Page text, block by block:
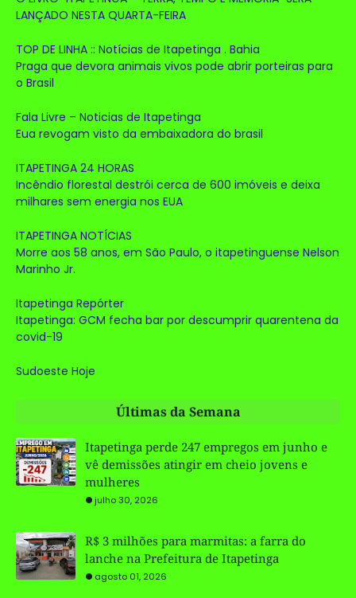
LANÇADO NESTA QUARTA-FEIRA
TOP DE LINHA :: Notícias de Itapetinga . Bahia
Praga que devora animais vivos pode abrir porteiras para
o Brasil
Fala Livre – Noticias de Itapetinga
Eua revogam visto da embaixadora do brasil
ITAPETINGA 24 HORAS
Incêndio florestal destrói cerca de 600 imóveis e deixa
milhares sem energia nos EUA
ITAPETINGA NOTÍCIAS
Morre aos 58 anos, em São Paulo, o itapetinguense Nelson
Marinho Jr.
Itapetinga Repórter
Itapetinga: GCM fecha bar por descumprir quarentena da
covid-19
Sudoeste Hoje
Últimas da Semana
Itapetinga perde 247 empregos em junho e
vê demissões atingir em cheio jovens e
mulheres
julho 30, 2026
R$ 3 milhões para marmitas: a farra do
lanche na Prefeitura de Itapetinga
agosto 01, 2026